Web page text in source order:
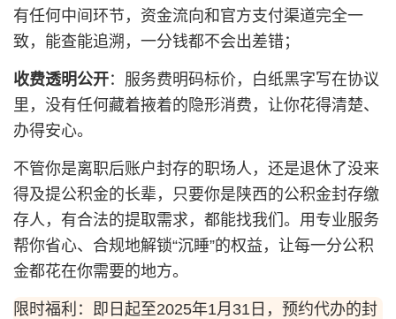
有任何中间环节，资金流向和官方支付渠道完全一
致，能查能追溯，一分钱都不会出差错；
收费透明公开：服务费明码标价，白纸黑字写在协议
里，没有任何藏着掖着的隐形消费，让你花得清楚、
办得安心。
不管你是离职后账户封存的职场人，还是退休了没来
得及提公积金的长辈，只要你是陕西的公积金封存缴
存人，有合法的提取需求，都能找我们。用专业服务
帮你省心、合规地解锁“沉睡”的权益，让每一分公积
金都花在你需要的地方。
限时福利：即日起至2025年1月31日，预约代办的封